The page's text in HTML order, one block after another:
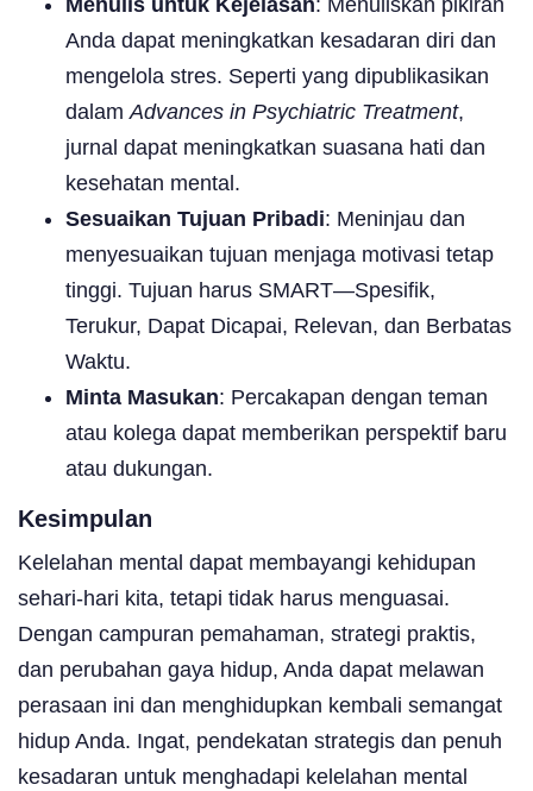
Menulis untuk Kejelasan: Menuliskan pikiran
Anda dapat meningkatkan kesadaran diri dan
mengelola stres. Seperti yang dipublikasikan
dalamAdvances in Psychiatric Treatment,
jurnal dapat meningkatkan suasana hati dan
kesehatan mental.
Sesuaikan Tujuan Pribadi: Meninjau dan
menyesuaikan tujuan menjaga motivasi tetap
tinggi. Tujuan harus SMART—Spesifik,
Terukur, Dapat Dicapai, Relevan, dan Berbatas
Waktu.
Minta Masukan: Percakapan dengan teman
atau kolega dapat memberikan perspektif baru
atau dukungan.
Kesimpulan
Kelelahan mental dapat membayangi kehidupan
sehari-hari kita, tetapi tidak harus menguasai.
Dengan campuran pemahaman, strategi praktis,
dan perubahan gaya hidup, Anda dapat melawan
perasaan ini dan menghidupkan kembali semangat
hidup Anda. Ingat, pendekatan strategis dan penuh
kesadaran untuk menghadapi kelelahan mental